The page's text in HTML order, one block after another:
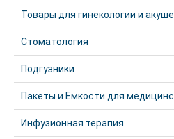
Товары для гинекологии и
Стоматология
Подгузники
Пакеты и Емкости для
Инфузионная терапия